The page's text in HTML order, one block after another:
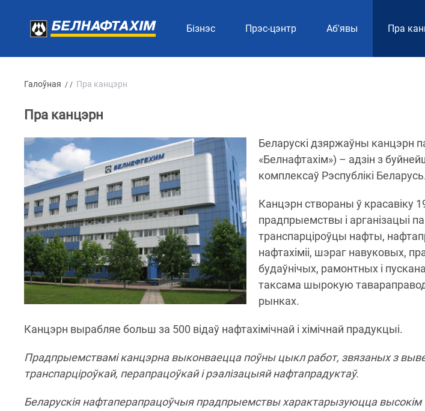
Бізнэс Прэс-цэнтр Аб'явы Пра
Галоўная / / Пра канцэрн
Пра канцэрн
Беларускі дзяржаўны канцэрн
«Белнафтахім») – адзін з
комплексаў Рэспублікі Беларусь.
Канцэрн створаны ў красавіку
прадпрыемствы і арганізацыі
транспарціроўцы нафты,
нафтахіміі, шэраг навуковых,
будаўнічых, рамонтных і
таксама шырокую
рынках.
Канцэрн вырабляе больш за 500 відаў нафтахімічнай і хімічнай прадукцыі.
Прадпрыемствамі канцэрна выконваецца поўны цыкл работ, звязаных з
транспарціроўкай, перапрацоўкай і рэалізацыяй нафтапрадуктаў.
Беларускія нафтаперапрацоўчыя прадпрыемствы характарызуюцца высокім